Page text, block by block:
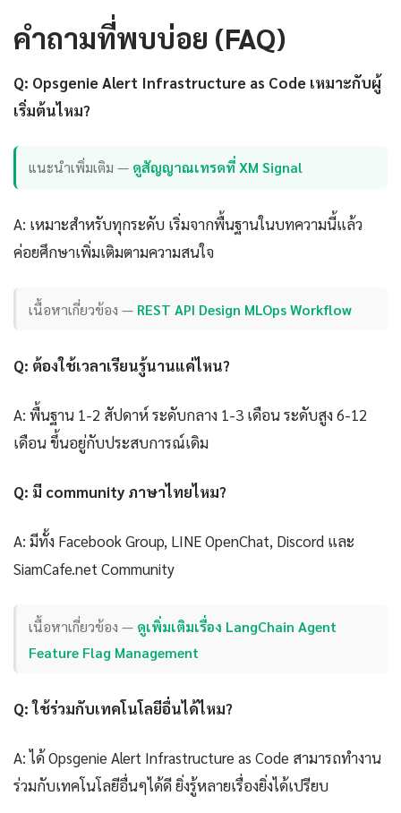
คำถามที่พบบ่อย (FAQ)
Q: Opsgenie Alert Infrastructure as Code เหมาะกับผู้
เริ่มต้นไหม?
แนะนำเพิ่มเติม — ดูสัญญาณเทรดที่ XM Signal
A: เหมาะสำหรับทุกระดับ เริ่มจากพื้นฐานในบทความนี้แล้ว
ค่อยศึกษาเพิ่มเติมตามความสนใจ
เนื้อหาเกี่ยวข้อง — REST API Design MLOps Workflow
Q: ต้องใช้เวลาเรียนรู้นานแค่ไหน?
A: พื้นฐาน 1-2 สัปดาห์ ระดับกลาง 1-3 เดือน ระดับสูง 6-12
เดือน ขึ้นอยู่กับประสบการณ์เดิม
Q: มี community ภาษาไทยไหม?
A: มีทั้ง Facebook Group, LINE OpenChat, Discord และ
SiamCafe.net Community
เนื้อหาเกี่ยวข้อง — ดูเพิ่มเติมเรื่อง LangChain Agent
Feature Flag Management
Q: ใช้ร่วมกับเทคโนโลยีอื่นได้ไหม?
A: ได้ Opsgenie Alert Infrastructure as Code สามารถทำงาน
ร่วมกับเทคโนโลยีอื่นๆได้ดี ยิ่งรู้หลายเรื่องยิ่งได้เปรียบ